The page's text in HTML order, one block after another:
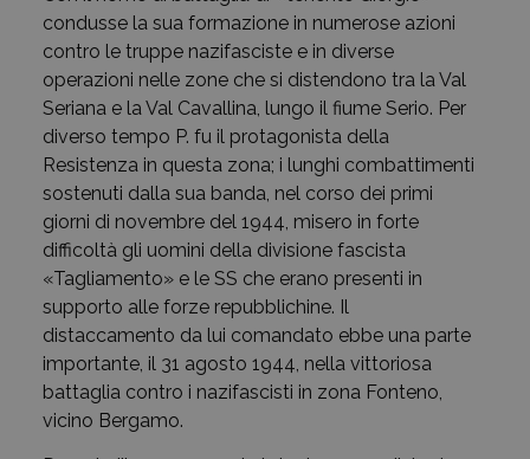
condusse la sua formazione in numerose azioni
contro le truppe nazifasciste e in diverse
operazioni nelle zone che si distendono tra la Val
Seriana e la Val Cavallina, lungo il fiume Serio. Per
diverso tempo P. fu il protagonista della
Resistenza in questa zona; i lunghi combattimenti
sostenuti dalla sua banda, nel corso dei primi
giorni di novembre del 1944, misero in forte
difficoltà gli uomini della divisione fascista
«Tagliamento» e le SS che erano presenti in
supporto alle forze repubblichine. Il
distaccamento da lui comandato ebbe una parte
importante, il 31 agosto 1944, nella vittoriosa
battaglia contro i nazifascisti in zona Fonteno,
vicino Bergamo.